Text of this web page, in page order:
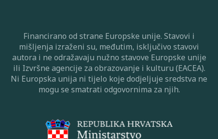
Financirano od strane Europske unije. Stavovi i
mišljenja izraženi su, međutim, isključivo stavovi
autora i ne odražavaju nužno stavove Europske unije
ili Izvršne agencije za obrazovanje i kulturu (EACEA).
Ni Europska unija ni tijelo koje dodjeljuje sredstva ne
mogu se smatrati odgovornima za njih.